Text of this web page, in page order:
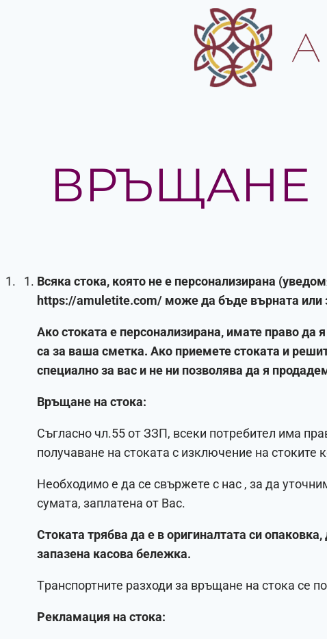
ВРЪЩАНЕ
Всяка стока, която не е персонализирана
https://amuletite.com/ може да бъде върната или
Ако стоката е персонализирана, имате право да
са за ваша сметка. Ако приемете стоката и
специално за вас и не ни позволява да я
Връщане на стока:
Съгласно чл.55 от ЗЗП, всеки потребител има
получаване на стоката с изключение на стоките
Необходимо е да се свържете с нас , за да
сумата, заплатена от Вас.
Стоката трябва да е в оригиналтата си
запазена касова бележка.
Tранспортните разходи за връщане на стока се
Рекламация на стока: